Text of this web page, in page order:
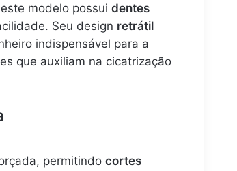
modelo possui dentes
Seu design retrátil
indispensável para a
que auxiliam na cicatrização
permitindo cortes